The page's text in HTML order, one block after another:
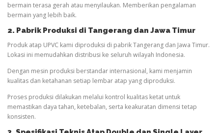
bermain terasa gerah atau menyilaukan. Memberikan pengalaman
bermain yang lebih baik.
2. Pabrik Produksi di Tangerang dan Jawa Timur
Produk atap UPVC kami diproduksi di pabrik Tangerang dan Jawa Timur.
Lokasi ini memudahkan distribusi ke seluruh wilayah Indonesia.
Dengan mesin produksi berstandar internasional, kami menjamin
kualitas dan ketahanan setiap lembar atap yang diproduksi.
Proses produksi dilakukan melalui kontrol kualitas ketat untuk
memastikan daya tahan, ketebalan, serta keakuratan dimensi tetap
konsisten.